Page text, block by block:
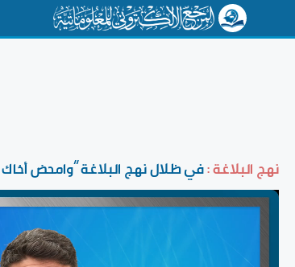
نهج البلاغة :في ظلال نهج البلاغة ”وامحض